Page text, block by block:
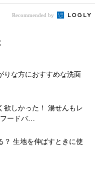
Recommended by
りな方におすすめな洗面
欲しかった！ 湯せんもレ
フードバ…
？ 生地を伸ばすときに使